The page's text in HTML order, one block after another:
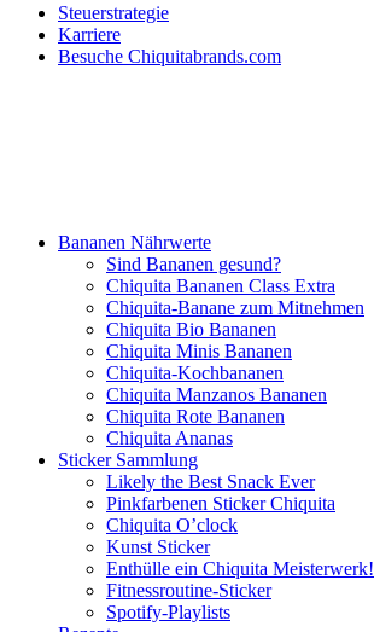
Steuerstrategie
Karriere
Besuche Chiquitabrands.com
Bananen Nährwerte
Sind Bananen gesund?
Chiquita Bananen Class Extra
Chiquita-Banane zum Mitnehmen
Chiquita Bio Bananen
Chiquita Minis Bananen
Chiquita-Kochbananen
Chiquita Manzanos Bananen
Chiquita Rote Bananen
Chiquita Ananas
Sticker Sammlung
Likely the Best Snack Ever
Pinkfarbenen Sticker Chiquita
Chiquita O’clock
Kunst Sticker
Enthülle ein Chiquita Meisterwerk!
Fitnessroutine-Sticker
Spotify-Playlists